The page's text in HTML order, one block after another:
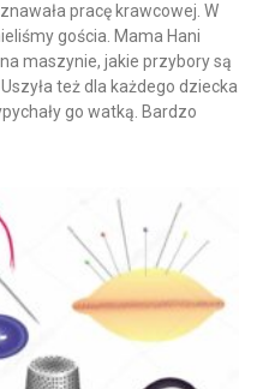
pracę krawcowej. W
gościa. Mama Hani
maszynie, jakie przybory są
też dla każdego dziecka
go watką. Bardzo